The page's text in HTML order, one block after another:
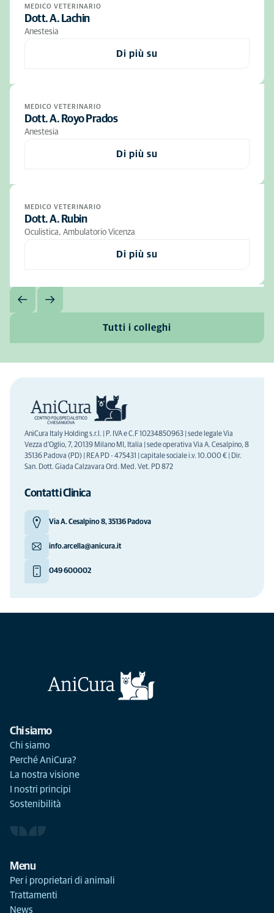
MEDICO VETERINARIO
Dott. A. Lachin
Anestesia
Di più su
MEDICO VETERINARIO
Dott. A. Royo Prados
Anestesia
Di più su
MEDICO VETERINARIO
Dott. A. Rubin
Oculistica, Ambulatorio Vicenza
Di più su
Tutti i colleghi
AniCura Italy Holding s.r.l. | P. IVA e C.F 10234850963 | sede legale Via
Vezza d'Oglio, 7, 20139 Milano MI, Italia | sede operativa Via A. Cesalpino, 8
35136 Padova (PD) | REA PD - 475431 | capitale sociale i.v. 10.000 € | Dir.
San. Dott. Giada Calzavara Ord. Med. Vet. PD 872
Contatti Clinica
Via A. Cesalpino 8, 35136 Padova
info.arcella@anicura.it
049 600002
Chi siamo
Chi siamo
Perché AniCura?
La nostra visione
I nostri principi
Sostenibilità
Menu
Per i proprietari di animali
Trattamenti
News